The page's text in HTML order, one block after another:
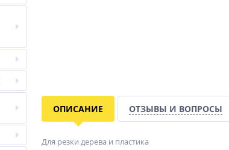
ОПИСАНИЕ ОТЗЫВЫ И ВОПРОСЫ
Для резки дерева и пластика